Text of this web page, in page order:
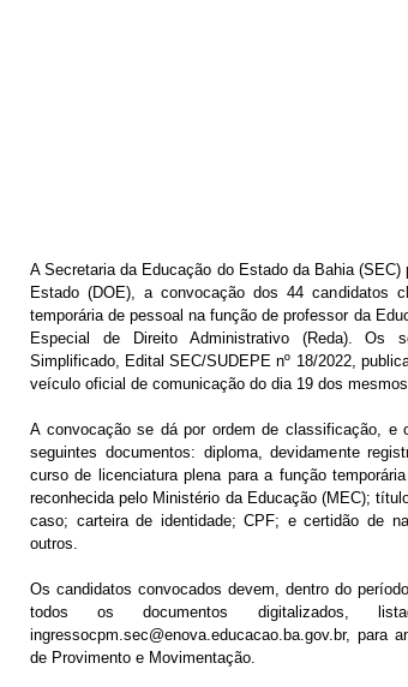
A Secretaria da Educação do Estado da Bahia
Estado (DOE), a convocação dos 44 candidatos
temporária de pessoal na função de professor da
Especial de Direito Administrativo (Reda). Os
Simplificado, Edital SEC/SUDEPE nº 18/2022,
veículo oficial de comunicação do dia 19 dos
A convocação se dá por ordem de classificação, e
seguintes documentos: diploma, devidamente
curso de licenciatura plena para a função
reconhecida pelo Ministério da Educação (MEC);
caso; carteira de identidade; CPF; e certidão de
outros.
Os candidatos convocados devem, dentro do
todos os documentos digitalizados,
ingressocpm.sec@enova.educacao.ba.gov.br, para
de Provimento e Movimentação.